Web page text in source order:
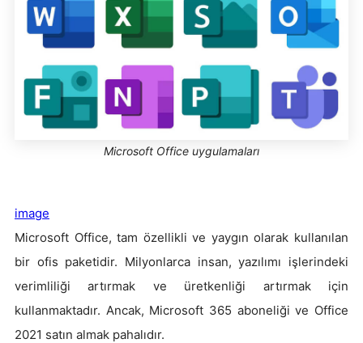
Microsoft Office uygulamaları
image
Microsoft Office, tam özellikli ve yaygın olarak kullanılan
bir ofis paketidir. Milyonlarca insan, yazılımı işlerindeki
verimliliği artırmak ve üretkenliği artırmak için
kullanmaktadır. Ancak, Microsoft 365 aboneliği ve Office
2021 satın almak pahalıdır.